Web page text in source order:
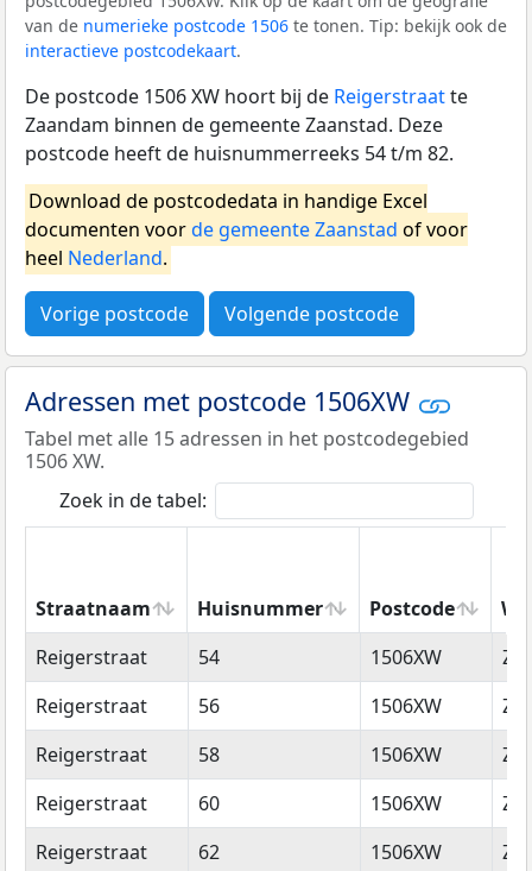
van de numerieke postcode 1506 te tonen. Tip: bekijk ook de
interactieve postcodekaart.
De postcode 1506 XW hoort bij de Reigerstraatte
Zaandam binnen de gemeente Zaanstad. Deze
postcode heeft de huisnummerreeks 54 t/m 82.
Download de postcodedata in handige Excel
documenten voorde gemeente Zaanstad of voor
heel Nederland.
Vorige postcode Volgende postcode
Adressen met postcode 1506XW
Tabel met alle 15 adressen in het postcodegebied
1506 XW.
Zoek in de tabel:
Straatnaam Huisnummer Postcode
Straatnaam
Huisnummer Postcode
Reigerstraat 54 1506XW
Reigerstraat
56 1506XW
Reigerstraat
58 1506XW
Reigerstraat
60 1506XW
Reigerstraat
62 1506XW